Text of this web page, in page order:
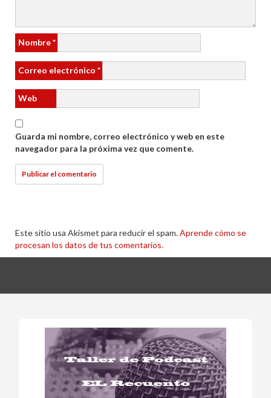
Nombre*
Correo electrónico *
Web
Guarda mi nombre, correo electrónico y web en este
navegador para la próxima vez que comente.
Este sitio usa Akismet para reducir el spam.Aprende cómo se
procesan los datos de tus comentarios.